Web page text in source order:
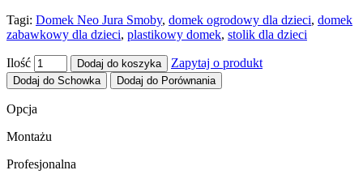
Tagi: Domek Neo Jura Smoby, domek ogrodowy dla dzieci, domek
zabawkowy dla dzieci, plastikowy domek, stolik dla dzieci
Ilość Dodaj do koszyka Zapytaj o produkt
Dodaj do Schowka Dodaj do Porównania
Opcja
Montażu
Profesjonalna